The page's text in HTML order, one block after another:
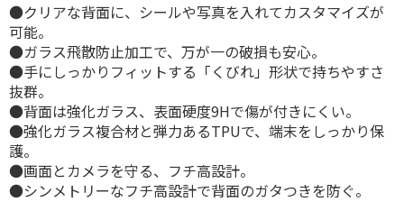
●クリアな背面に、シールや写真を入れてカスタマイズが
可能。
●ガラス飛散防止加工で、万が一の破損も安心。
●手にしっかりフィットする「くびれ」形状で持ちやすさ
抜群。
●背面は強化ガラス、表面硬度9Hで傷が付きにくい。
●強化ガラス複合材と弾力あるTPUで、端末をしっかり保
護。
●画面とカメラを守る、フチ高設計。
●シンメトリーなフチ高設計で背面のガタつきを防ぐ。